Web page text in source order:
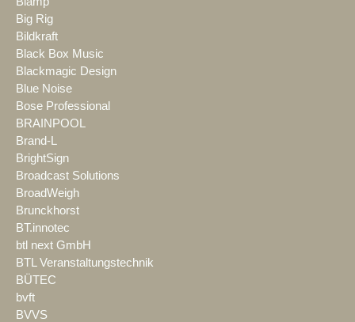
Big Rig
Bildkraft
Black Box Music
Blackmagic Design
Blue Noise
Bose Professional
BRAINPOOL
Brand-L
BrightSign
Broadcast Solutions
BroadWeigh
Brunckhorst
BT.innotec
btl next GmbH
BTL Veranstaltungstechnik
BÜTEC
bvft
BVVS